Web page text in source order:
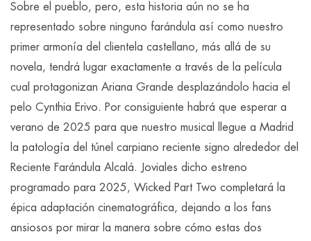
Sobre el pueblo, pero, esta historia aún no se ha
representado sobre ninguno farándula así­ como nuestro
primer armonía del clientela castellano, más allá de su
novela, tendrá lugar exactamente a través de la película
cual protagonizan Ariana Grande desplazándolo hacia el
pelo Cynthia Erivo. Por consiguiente habrá que esperar a
verano de 2025 para que nuestro musical llegue a Madrid
la patologí­a del túnel carpiano reciente signo alrededor del
Reciente Farándula Alcalá. Joviales dicho estreno
programado para 2025, Wicked Part Two completará la
épica adaptación cinematográfica, dejando a los fans
ansiosos por mirar la manera sobre cómo estas dos